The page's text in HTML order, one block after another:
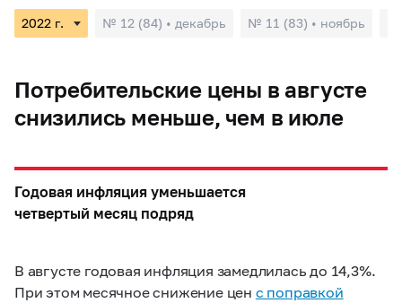
№ 12 (84) • декабрь № 11 (83) • ноябрь
Потребительские цены в августе
снизились меньше, чем в июле
Годовая инфляция уменьшается
четвертый месяц подряд
В августе годовая инфляция замедлилась до 14,3%.
При этом месячное снижение цен с поправкой